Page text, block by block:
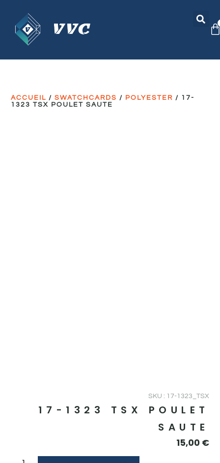
ACCUEIL /SWATCHCARDS / POLYESTER / 17-
1323 TSX POULET SAUTE
SKU : 17-1323_TSX
17-1323 TSX POULET
SAUTE
15,00 €